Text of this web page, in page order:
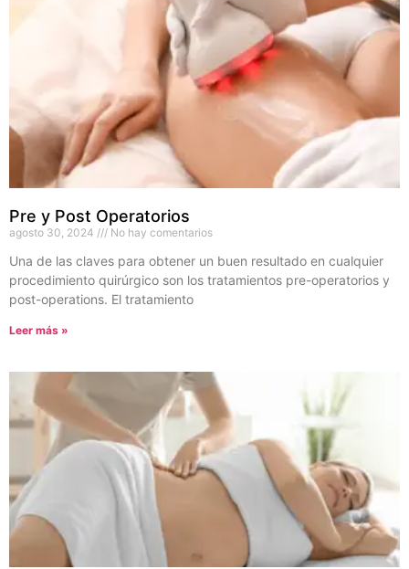
Pre y Post Operatorios
agosto 30, 2024 No hay comentarios
Una de las claves para obtener un buen resultado en cualquier
procedimiento quirúrgico son los tratamientos pre-operatorios y
post-operations. El tratamiento
Leer más »